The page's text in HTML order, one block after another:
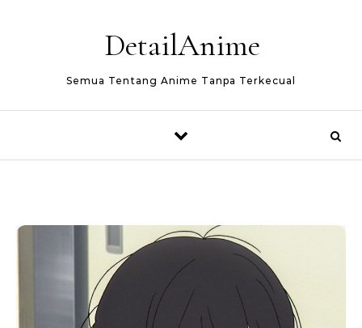
DetailAnime
Semua Tentang Anime Tanpa Terkecual